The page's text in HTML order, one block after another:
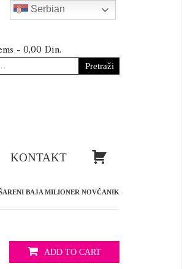
-0,00 Din.
KONTAKT
BAJA MILIONER NOVČANIK
ADD TO CART
Serbian